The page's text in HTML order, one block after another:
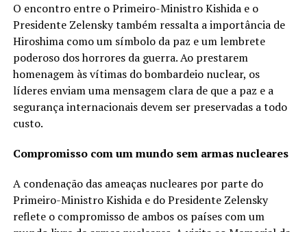
O encontro entre o Primeiro-Ministro Kishida e o
Presidente Zelensky também ressalta a importância de
Hiroshima como um símbolo da paz e um lembrete
poderoso dos horrores da guerra. Ao prestarem
homenagem às vítimas do bombardeio nuclear, os
líderes enviam uma mensagem clara de que a paz e a
segurança internacionais devem ser preservadas a todo
custo.
Compromisso com um mundo sem armas nucleares
A condenação das ameaças nucleares por parte do
Primeiro-Ministro Kishida e do Presidente Zelensky
reflete o compromisso de ambos os países com um